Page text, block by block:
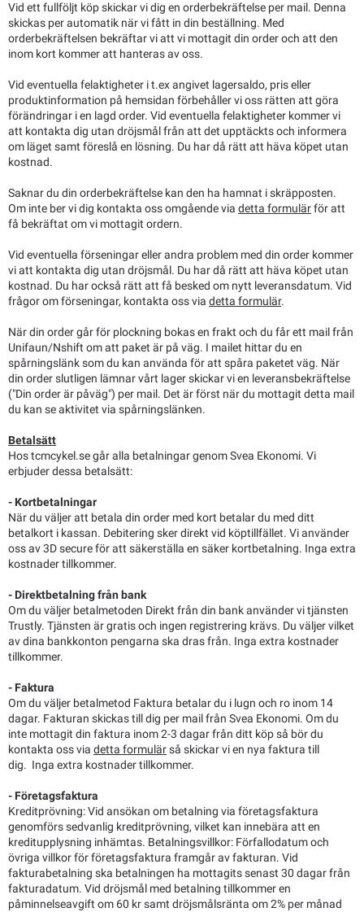
Vid ett fullföljt köp skickar vi dig en orderbekräftelse per mail. Denna
skickas per automatik när vi fått in din beställning. Med
orderbekräftelsen bekräftar vi att vi mottagit din order och att den
inom kort kommer att hanteras av oss.
Vid eventuella felaktigheter i t.ex angivet lagersaldo, pris eller
produktinformation på hemsidan förbehåller vi oss rätten att göra
förändringar i en lagd order. Vid eventuella felaktigheter kommer vi
att kontakta dig utan dröjsmål från att det upptäckts och informera
om läget samt föreslå en lösning. Du har då rätt att häva köpet utan
kostnad.
Saknar du din orderbekräftelse kan den ha hamnat i skräpposten.
Om inte ber vi dig kontakta oss omgående via detta formulärför att
få bekräftat om vi mottagit ordern.
Vid eventuella förseningar eller andra problem med din order kommer
vi att kontakta dig utan dröjsmål. Du har då rätt att häva köpet utan
kostnad. Du har också rätt att få besked om nytt leveransdatum. Vid
frågor om förseningar, kontakta oss via detta formulär.
När din order går för plockning bokas en frakt och du får ett mail från
Unifaun/Nshift om att paket är på väg. I mailet hittar du en
spårningslänk som du kan använda för att spåra paketet väg. När
din order slutligen lämnar vårt lager skickar vi en leveransbekräftelse
("Din order är påväg") per mail. Det är först när du mottagit detta mail
du kan se aktivitet via spårningslänken.
Betalsätt
Hos tcmcykel.se går alla betalningar genom Svea Ekonomi. Vi
erbjuder dessa betalsätt:
- Kortbetalningar
När du väljer att betala din order med kort betalar du med ditt
betalkort i kassan. Debitering sker direkt vid köptillfället. Vi använder
oss av 3D secure för att säkerställa en säker kortbetalning. Inga extra
kostnader tillkommer.
- Direktbetalning från bank
Om du väljer betalmetoden Direkt från din bank använder vi tjänsten
Trustly. Tjänsten är gratis och ingen registrering krävs. Du väljer vilket
av dina bankkonton pengarna ska dras från. Inga extra kostnader
tillkommer.
- Faktura
Om du väljer betalmetod Faktura betalar du i lugn och ro inom 14
dagar. Fakturan skickas till dig per mail från Svea Ekonomi. Om du
inte mottagit din faktura inom 2-3 dagar från ditt köp så bör du
kontakta oss via detta formulärså skickar vi en nya faktura till
dig. Inga extra kostnader tillkommer.
- Företagsfaktura
Kreditprövning: Vid ansökan om betalning via företagsfaktura
genomförs sedvanlig kreditprövning, vilket kan innebära att en
kreditupplysning inhämtas. Betalningsvillkor: Förfallodatum och
övriga villkor för företagsfaktura framgår av fakturan. Vid
fakturabetalning ska betalningen ha mottagits senast 30 dagar från
fakturadatum. Vid dröjsmål med betalning tillkommer en
påminnelseavgift om 60 kr samt dröjsmålsränta om 2% per månad